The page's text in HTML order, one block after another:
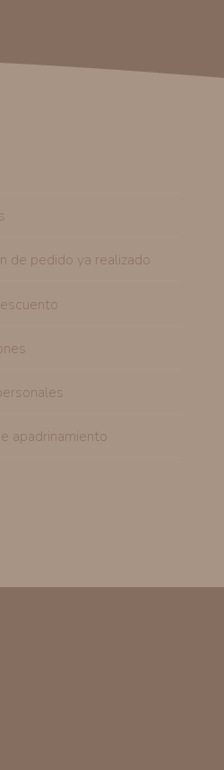
comerciales
debidamente
y eliminarla, tal y
de pedido ya realizado
apadrinamiento